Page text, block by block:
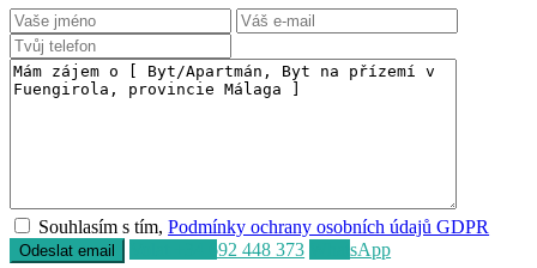
Souhlasím s tím,Podmínky ochrany osobních údajů GDPR
+34 692 448 373 WhatsApp